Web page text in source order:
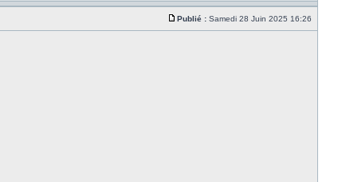
Publié : Samedi 28 Juin 2025 16:26